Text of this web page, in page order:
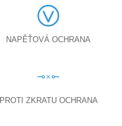
NAPĚŤOVÁ OCHRANA
PROTI ZKRATU OCHRANA